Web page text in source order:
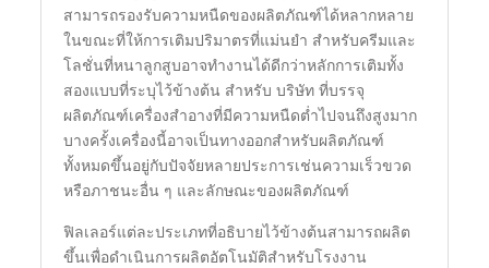
สามารถรองรับความหนืดของผลิตภัณฑ์ได้หลากหลาย
ในขณะที่ให้การเติมปริมาตรที่แม่นยำ สำหรับครีมและ
โลชั่นที่หนาลูกสูบอาจทำงานได้ดีกว่าหลักการเติมทั้ง
สองแบบที่ระบุไว้ข้างต้น สำหรับ บริษัท ที่บรรจุ
ผลิตภัณฑ์เครื่องสำอางที่มีความหนืดต่ำไปจนถึงสูงมาก
บางครั้งเครื่องนี้อาจเป็นทางออกสำหรับผลิตภัณฑ์
ทั้งหมดขึ้นอยู่กับปัจจัยหลายประการเช่นความเร็วขวด
หรือภาชนะอื่น ๆ และลักษณะของผลิตภัณฑ์
ฟิลเลอร์แต่ละประเภทที่อธิบายไว้ข้างต้นสามารถผลิต
ขึ้นเพื่อดำเนินการผลิตอัตโนมัติสำหรับโรงงาน